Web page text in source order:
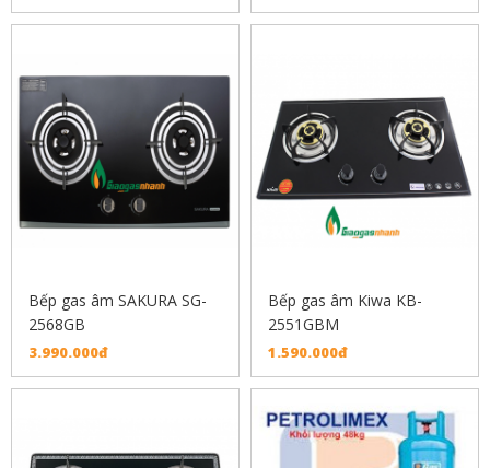
Bếp gas âm SAKURA SG-
2568GB
3.990.000đ
Bếp gas âm Kiwa KB-
2551GBM
1.590.000đ